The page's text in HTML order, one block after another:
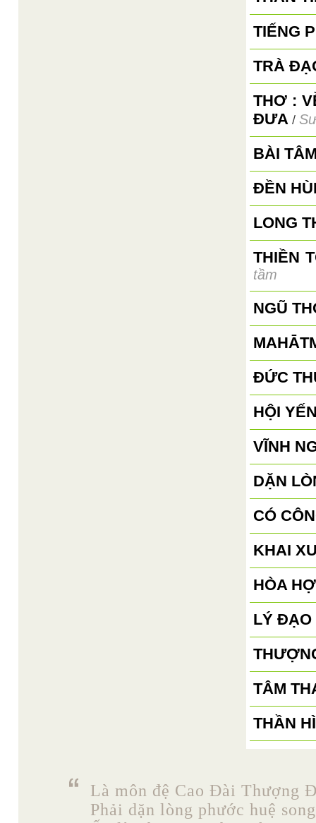
TIẾNG
TRÀ
THƠ :
ĐƯA /
BÀI
ĐỀN
LONG
THIỀN
tầm
NGŨ
ĐỨC
HỘI
VĨNH
DẶN
CÓ
KHAI
HÒA
LÝ ĐẠO
TÂM
THẦN
Là môn đệ Cao Đài Thượng
Phải dặn lòng phước huệ